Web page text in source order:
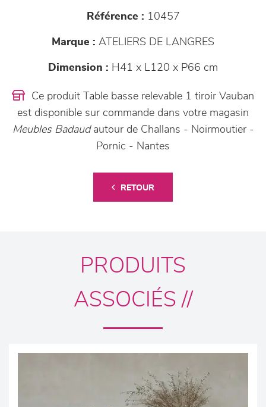
Référence : 10457
Marque : ATELIERS DE LANGRES
Dimension : H41 x L120 x P66 cm
Ce produit Table basse relevable 1 tiroir Vauban
est disponible sur commande dans votre magasin
Meubles Badaudautour de Challans - Noirmoutier -
Pornic - Nantes
RETOUR
PRODUITS
ASSOCIÉS //